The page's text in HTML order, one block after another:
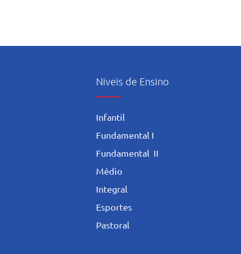
Niveis de Ensino
Infantil
Fundamental I
Fundamental II
Médio
Integral
Esportes
Pastoral